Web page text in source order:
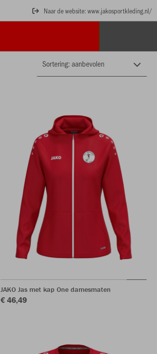
Naar de website: www.jakosportkleding.nl/
JAKO Jas met kap One damesmaten
€ 46,49